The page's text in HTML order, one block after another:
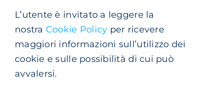
L’utente è invitato a leggere la
nostra Cookie Policy per ricevere
maggiori informazioni sull’utilizzo dei
cookie e sulle possibilità di cui può
avvalersi.